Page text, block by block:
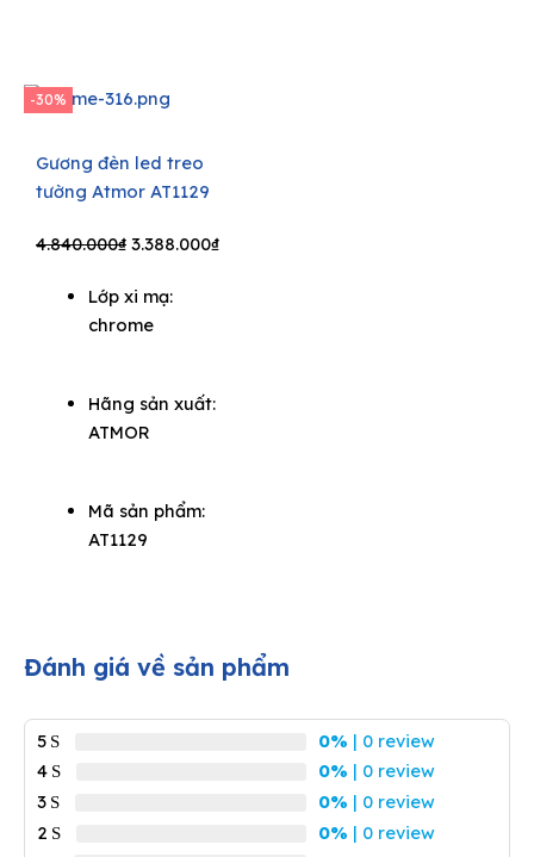
-30%
Gương đèn led treo
tường Atmor AT1129
4.840.000₫ Original
was:
4.840.000₫.
3.388.000₫Current
Lớp xi mạ:
chrome
Hãng sản xuất:
ATMOR
Mã sản phẩm:
AT1129
Đánh giá về sản phẩm
5 0% | 0 review
4
0% | 0 review
3
0% | 0 review
2
0% | 0 review